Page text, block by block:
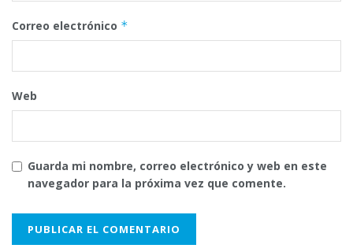
Correo electrónico *
Web
Guarda mi nombre, correo electrónico y web en este
navegador para la próxima vez que comente.